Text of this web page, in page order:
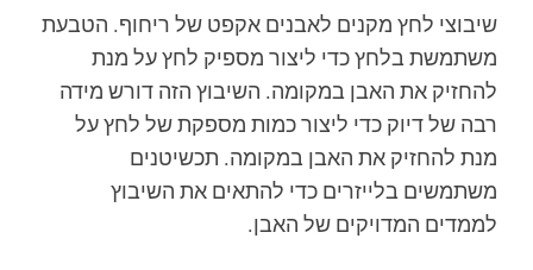
שיבוצי לחץ מקנים לאבנים אקפט של ריחוף. הטבעת
משתמשת בלחץ כדי ליצור מספיק לחץ על מנת
להחזיק את האבן במקומה. השיבוץ הזה דורש מידה
רבה של דיוק כדי ליצור כמות מספקת של לחץ על
מנת להחזיק את האבן במקומה. תכשיטנים
משתמשים בלייזרים כדי להתאים את השיבוץ
לממדים המדויקים של האבן.